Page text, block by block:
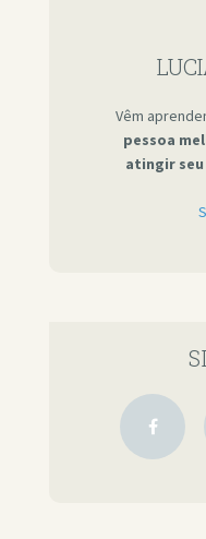
Vêm
pessoa
atingir